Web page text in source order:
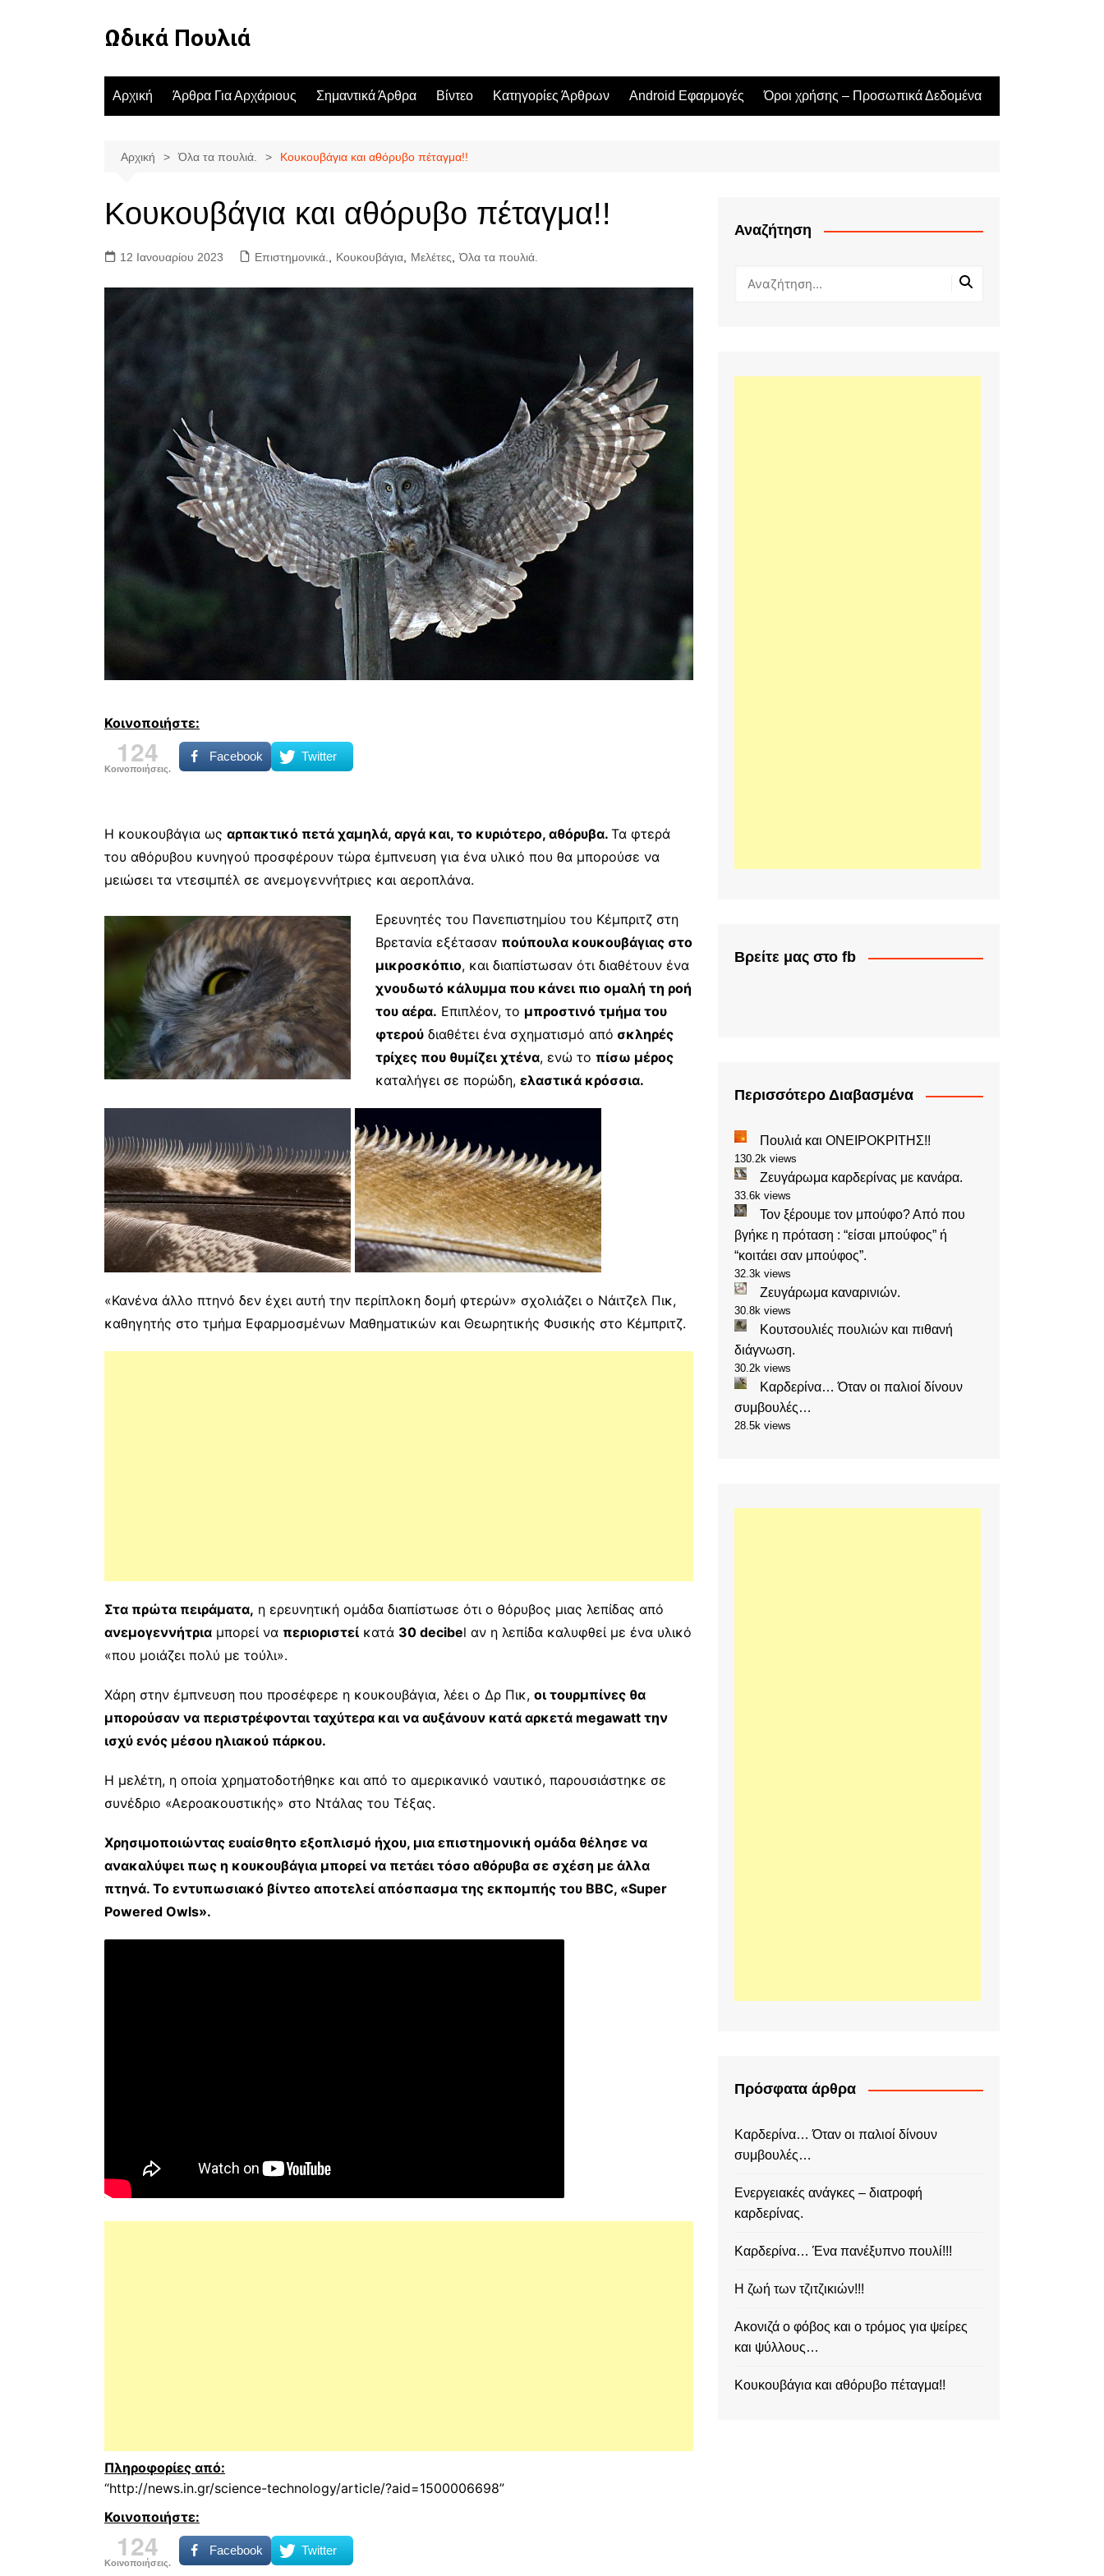
Ωδικά Πουλιά
Αρχική Άρθρα Για Αρχάριους Σημαντικά Άρθρα Βίντεο Κατηγορίες Άρθρων Android Εφαρμογές Όροι χρήσης – Προσωπικά Δεδομένα
Αρχική Όλα τα πουλιά. Κουκουβάγια και αθόρυβο πέταγμα!!
Κουκουβάγια και αθόρυβο πέταγμα!!
12 Ιανουαρίου 2023 Επιστημονικά. Κουκουβάγια Μελέτες Όλα τα πουλιά.
Κοινοποιήστε:
124
Κοινοποιήσεις.
Facebook Twitter
Η κουκουβάγια ως αρπακτικό πετά χαμηλά, αργά και, το κυριότερο, αθόρυβα. Τα φτερά
του αθόρυβου κυνηγού προσφέρουν τώρα έμπνευση για ένα υλικό που θα μπορούσε να
μειώσει τα ντεσιμπέλ σε ανεμογεννήτριες και αεροπλάνα.
Ερευνητές του Πανεπιστημίου του Κέμπριτζ στη
Βρετανία εξέτασαν πούπουλα κουκουβάγιας στο
μικροσκόπιο, και διαπίστωσαν ότι διαθέτουν ένα
χνουδωτό κάλυμμα που κάνει πιο ομαλή τη ροή
του αέρα. Επιπλέον, το μπροστινό τμήμα του
φτερού διαθέτει ένα σχηματισμό από σκληρές
τρίχες που θυμίζει χτένα, ενώ το πίσω μέρος
καταλήγει σε πορώδη, ελαστικά κρόσσια.
«Κανένα άλλο πτηνό δεν έχει αυτή την περίπλοκη δομή φτερών» σχολιάζει ο Νάιτζελ Πικ,
καθηγητής στο τμήμα Εφαρμοσμένων Μαθηματικών και Θεωρητικής Φυσικής στο Κέμπριτζ.
Στα πρώτα πειράματα, η ερευνητική ομάδα διαπίστωσε ότι ο θόρυβος μιας λεπίδας από
ανεμογεννήτρια μπορεί να περιοριστεί κατά 30 decibel αν η λεπίδα καλυφθεί με ένα υλικό
«που μοιάζει πολύ με τούλι».
Χάρη στην έμπνευση που προσέφερε η κουκουβάγια, λέει ο Δρ Πικ, οι τουρμπίνες θα
μπορούσαν να περιστρέφονται ταχύτερα και να αυξάνουν κατά αρκετά megawatt την
ισχύ ενός μέσου ηλιακού πάρκου.
H μελέτη, η οποία χρηματοδοτήθηκε και από το αμερικανικό ναυτικό, παρουσιάστηκε σε
συνέδριο «Αεροακουστικής» στο Ντάλας του Τέξας.
Χρησιμοποιώντας ευαίσθητο εξοπλισμό ήχου, μια επιστημονική ομάδα θέλησε να
ανακαλύψει πως η κουκουβάγια μπορεί να πετάει τόσο αθόρυβα σε σχέση με άλλα
πτηνά. Το εντυπωσιακό βίντεο αποτελεί απόσπασμα της εκπομπής του BBC, «Super
Powered Owls».
Πληροφορίες από:
“http://news.in.gr/science-technology/article/?aid=1500006698”
Κοινοποιήστε:
124
Κοινοποιήσεις.
Facebook Twitter
Αναζήτηση
Βρείτε μας στο fb
Περισσότερο Διαβασμένα
Πουλιά και ΟΝΕΙΡΟΚΡΙΤΗΣ!!
130.2k views
Ζευγάρωμα καρδερίνας με κανάρα.
33.6k views
Τον ξέρουμε τον μπούφο? Από που
βγήκε η πρόταση : “είσαι μπούφος” ή
“κοιτάει σαν μπούφος”.
32.3k views
Ζευγάρωμα καναρινιών.
30.8k views
Κουτσουλιές πουλιών και πιθανή
διάγνωση.
30.2k views
Καρδερίνα… Όταν οι παλιοί δίνουν
συμβουλές…
28.5k views
Πρόσφατα άρθρα
Καρδερίνα… Όταν οι παλιοί δίνουν
συμβουλές…
Ενεργειακές ανάγκες – διατροφή
καρδερίνας.
Καρδερίνα… Ένα πανέξυπνο πουλί!!!
Η ζωή των τζιτζικιών!!!
Ακονιζά ο φόβος και ο τρόμος για ψείρες
και ψύλλους…
Κουκουβάγια και αθόρυβο πέταγμα!!